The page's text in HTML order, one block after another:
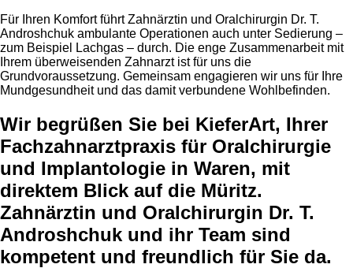
Für Ihren Komfort führt Zahnärztin und Oralchirurgin Dr. T.
Androshchuk ambulante Operationen auch unter Sedierung –
zum Beispiel Lachgas – durch. Die enge Zusammenarbeit mit
Ihrem überweisenden Zahnarzt ist für uns die
Grundvoraussetzung. Gemeinsam engagieren wir uns für Ihre
Mundgesundheit und das damit verbundene Wohlbefinden.
Wir begrüßen Sie bei KieferArt, Ihrer
Fachzahnarztpraxis für Oralchirurgie
und Implantologie in Waren, mit
direktem Blick auf die Müritz.
Zahnärztin und Oralchirurgin Dr. T.
Androshchuk und ihr Team sind
kompetent und freundlich für Sie da.